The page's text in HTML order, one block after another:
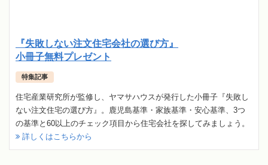
『失敗しない注文住宅会社の選び方』
小冊子無料プレゼント
特集記事
住宅産業研究所が監修し、ヤマサハウスが発行した小冊子『失敗し
ない注文住宅の選び方』。鹿児島基準・家族基準・安心基準、3つ
の基準と60以上のチェック項目から住宅会社を探してみましょう。
詳しくはこちらから